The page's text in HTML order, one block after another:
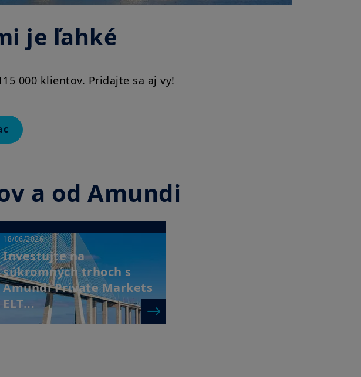
je ľahké
000 klientov. Pridajte sa aj vy!
a od Amundi
18/06/2026
Investujte na
súkromných trhoch s
Amundi Private Markets
ELT...